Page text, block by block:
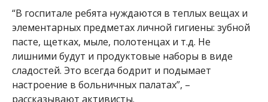
“В госпитале ребята нуждаются в теплых вещах и
элементарных предметах личной гигиены: зубной
пасте, щетках, мыле, полотенцах и т.д. Не
лишними будут и продуктовые наборы в виде
сладостей. Это всегда бодрит и подымает
настроение в больничных палатах”, –
рассказывают активисты.